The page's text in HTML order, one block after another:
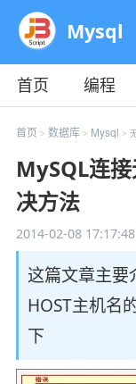
Mysql
首页 编程
教程
平面
首页 > 数据库> Mysql >
MySQL连
决方法
2014-02-08 17:17:48
这篇文章主要
HOST主机名
下